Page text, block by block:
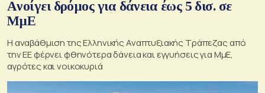
Aνοίγει δρόμος για δάνεια έως 5 δισ. σε
ΜμΕ
Η αναβάθμιση της Ελληνικής Αναπτυξιακής Τράπεζας από
την ΕΕ φέρνει φθηνότερα δάνεια και εγγυήσεις για ΜμΕ,
αγρότες και νοικοκυριά